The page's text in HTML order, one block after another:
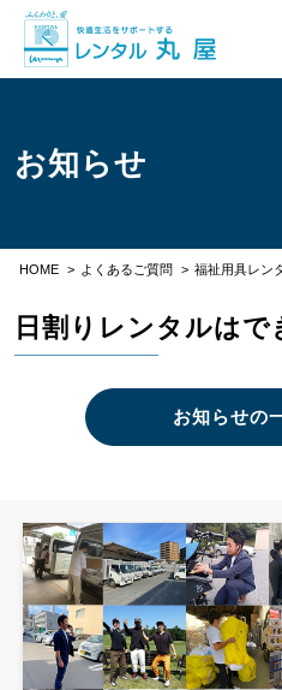
お知らせ
HOME > よくあるご質問 > 福祉用具レン
日割りレンタルはで
お知らせの